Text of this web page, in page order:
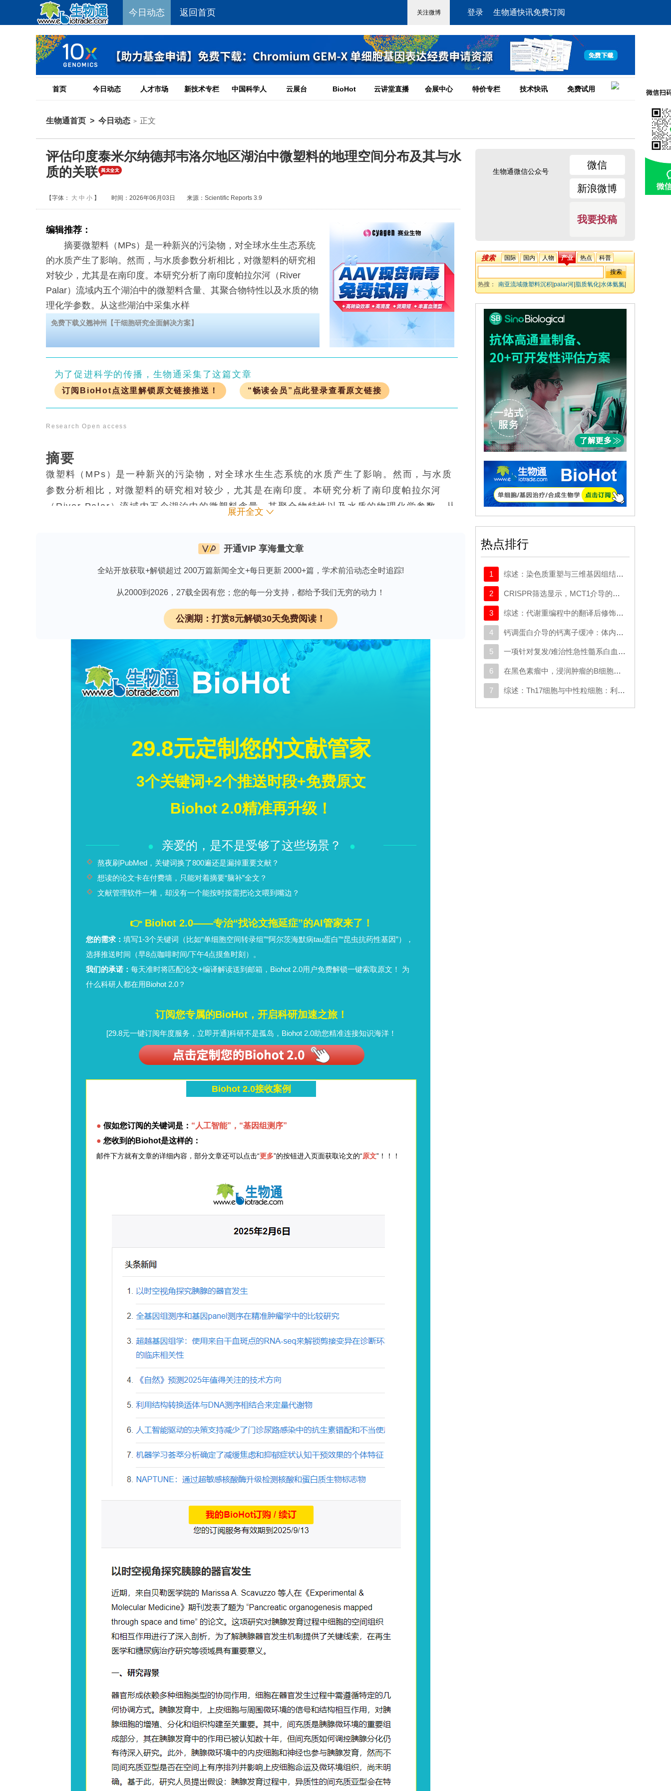
今日动态 返回首页 登录 生物通快讯免费订阅
首页 今日动态 人才市场 新技术专栏 中国科学人 云展台 BioHot 云讲堂直播 会展中心 特价专栏 技术快讯 免费试用
生物通首页 > 今日动态 > 正文
评估印度泰米尔纳德邦韦洛尔地区湖泊中微塑料的地理空间分布及其与水
质的关联
【字体： 大 中 小 】 时间：2026年06月03日 来源：Scientific Reports 3.9
编辑推荐：
摘要微塑料（MPs）是一种新兴的污染物，对全球水生生态系统
的水质产生了影响。然而，与水质参数分析相比，对微塑料的研究相
对较少，尤其是在南印度。本研究分析了南印度帕拉尔河（River
Palar）流域内五个湖泊中的微塑料含量、其聚合物特性以及水质的物
理化学参数。从这些湖泊中采集水样
免费下载义翘神州【干细胞研究全面解决方案】
为了促进科学的传播，生物通采集了这篇文章
订阅BioHot点这里解锁原文链接推送！ “畅读会员”点此登录查看原文链接
Research Open access
摘要
微塑料（MPs）是一种新兴的污染物，对全球水生生态系统的水质产生了影响。然而，与水质
参数分析相比，对微塑料的研究相对较少，尤其是在南印度。本研究分析了南印度帕拉尔河
（River Palar）流域内五个湖泊中的微塑料含量、其聚合物特性以及水质的物理化学参数。从
（FTIR）对其聚合物特性进行了分析。五个湖泊中的微塑料浓度范围为89至637毫克/升，其
中萨杜佩里湖（Lake Saduperi）的浓度最高，为673毫克/升。研究共识别出九种主要类型的
聚合物，包括聚酰胺（尼龙）、聚乙烯（PE）、聚对苯二甲酸乙二醇酯（PET）、聚四氟乙烯
污染物。水质参数的地理空间分析表明，水质存在明显的区域差异，城市居民区、固体废物处
之间存在统计学上的显著相关性（r = 0.9，FDR校正后的p值 = 0.0496），这清楚地表明微塑
料对水质有直接影响。对五个湖泊的整体水质指数进行比较后发现，除萨蒂亚曼加拉姆湖
（Lake Sathyamangalam）外，所有湖泊的水质均较差，不适合饮用。本研究为研究区域内
微塑料与磷酸盐的共存现象提供了新的见解。建议针对磷酸盐和微塑料进行有针对性的监测，
打赏
展开全文
开通VIP 享海量文章
全站开放获取+解锁超过 200万篇新闻全文+每日更新 2000+篇，学术前沿动态全时追踪!
从2000到2026，27载全因有您；您的每一分支持，都给予我们无穷的动力！
公测期：打赏8元解锁30天免费阅读！
生物通微信公众号
微信
新浪微博
我要投稿
搜索 国际 国内 人物 产业 热点 科普
热搜： 南亚流域微塑料沉积 palar河 脂质氧化 水体氨氮
物理化学参数|湖泊水质|密度分离
热点排行
1 综述：染色质重塑与三维基因组结构在癌症中的作用：从机制研究到新的治疗策略
2 CRISPR筛选显示，MCT1介导的代谢逃逸机制可规避SMAD3的抑制作用，这一机制可作为治疗靶点
3 综述：代谢重编程中的翻译后修饰：对癌症代谢治疗和免疫治疗的启示
4 钙调蛋白介导的钙离子缓冲：体内心脏重编程的分子屏障
5 一项针对复发/难治性急性髓系白血病或原始浆细胞样树突状细胞肿瘤成人患者的CD123导向的嵌合抗原受体T细胞疗法1期试验
6 在黑色素瘤中，浸润肿瘤的B细胞会向富含干扰素的发育路径演变，这与免疫疗法的作用机制相契合
7 综述：Th17细胞与中性粒细胞：利用二者间的相互作用开发多发性硬化症疗法